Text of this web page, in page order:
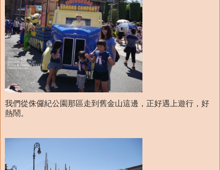
我們從侏儸紀公園那區走到舊金山這邊，正好遇上遊行，好
熱鬧。